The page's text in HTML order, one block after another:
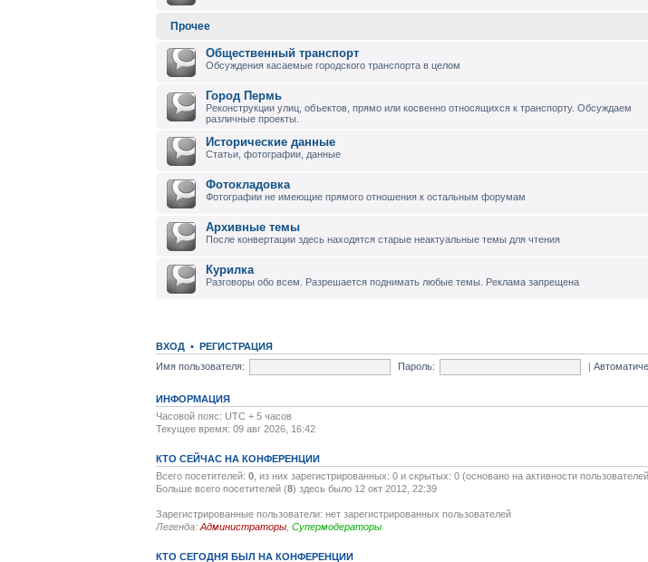
Прочее
Общественный транспорт
Обсуждения касаемые городского транспорта в целом
Город Пермь
Реконструкции улиц, объектов, прямо или косвенно относящихся к транспорту. Обсуждаем
различные проекты.
Исторические данные
Статьи, фотографии, данные
Фотокладовка
Фотографии не имеющие прямого отношения к остальным форумам
Архивные темы
После конвертации здесь находятся старые неактуальные темы для чтения
Курилка
Разговоры обо всем. Разрешается поднимать любые темы. Реклама запрещена
ВХОД • РЕГИСТРАЦИЯ
Имя пользователя:
Пароль: |
ИНФОРМАЦИЯ
Часовой пояс: UTC + 5 часов
Текущее время: 09 авг 2026, 16:42
КТО СЕЙЧАС НА КОНФЕРЕНЦИИ
Всего посетителей: 0 , из них зарегистрированных: 0 и скрытых: 0 (основано на активности
Больше всего посетителей (8) здесь было 12 окт 2012, 22:39
Зарегистрированные пользователи: нет зарегистрированных пользователей
Легенда: Администраторы Супермодераторы
КТО СЕГОДНЯ БЫЛ НА КОНФЕРЕНЦИИ